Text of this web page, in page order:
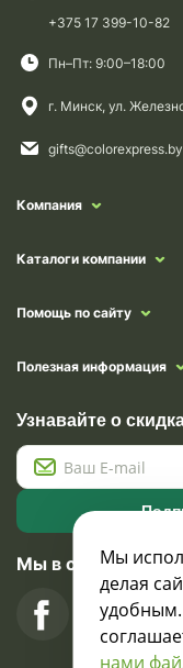
+375 17 399-10-82
Пн–Пт: 9:00–18:00
г. Минск, ул.
gifts@colorexpress.by
Компания
Каталоги компании
Помощь по сайту
Полезная информация
Узнавайте о
Мы в социальных
Мы
делая
нами